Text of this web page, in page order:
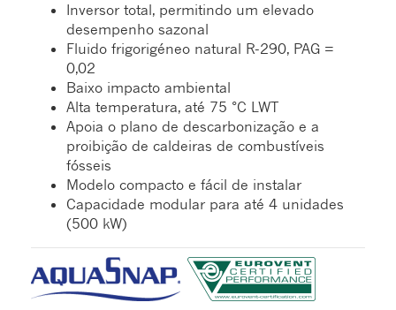
Inversor total, permitindo um elevado
desempenho sazonal
Fluido frigorigéneo natural R-290, PAG =
0,02
Baixo impacto ambiental
Alta temperatura, até 75 °C LWT
Apoia o plano de descarbonização e a
proibição de caldeiras de combustíveis
fósseis
Modelo compacto e fácil de instalar
Capacidade modular para até 4 unidades
(500 kW)